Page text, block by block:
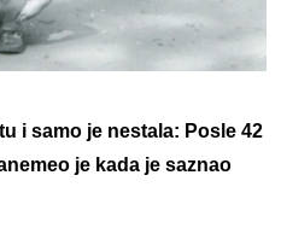
i samo je nestala: Posle 42
je kada je saznao